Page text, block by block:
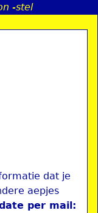
-stel
dat je
aepjes
per mail: